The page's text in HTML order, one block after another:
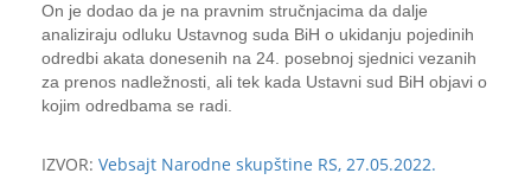
On je dodao da je na pravnim stručnjacima da dalje
analiziraju odluku Ustavnog suda BiH o ukidanju pojedinih
odredbi akata donesenih na 24. posebnoj sjednici vezanih
za prenos nadležnosti, ali tek kada Ustavni sud BiH objavi o
kojim odredbama se radi.
IZVOR: Vebsajt Narodne skupštine RS, 27.05.2022.